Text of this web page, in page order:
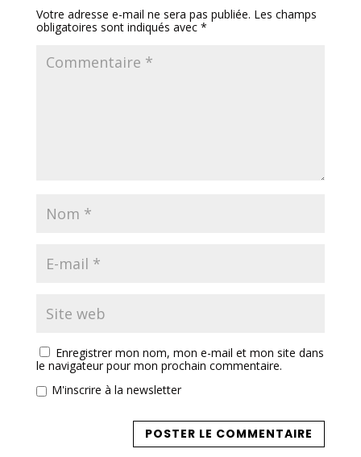
Votre adresse e-mail ne sera pas publiée. Les champs
obligatoires sont indiqués avec *
Enregistrer mon nom, mon e-mail et mon site dans
le navigateur pour mon prochain commentaire.
M'inscrire à la newsletter